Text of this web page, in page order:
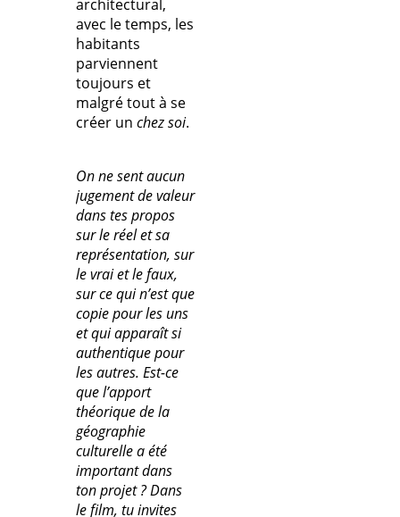
architectural,
avec le temps, les
habitants
parviennent
toujours et
malgré tout à se
créer un chez soi.
On ne sent aucun
jugement de valeur
dans tes propos
sur le réel et sa
représentation, sur
le vrai et le faux,
sur ce qui n’est que
copie pour les uns
et qui apparaît si
authentique pour
les autres. Est-ce
que l’apport
théorique de la
géographie
culturelle a été
important dans
ton projet ? Dans
le film, tu invites